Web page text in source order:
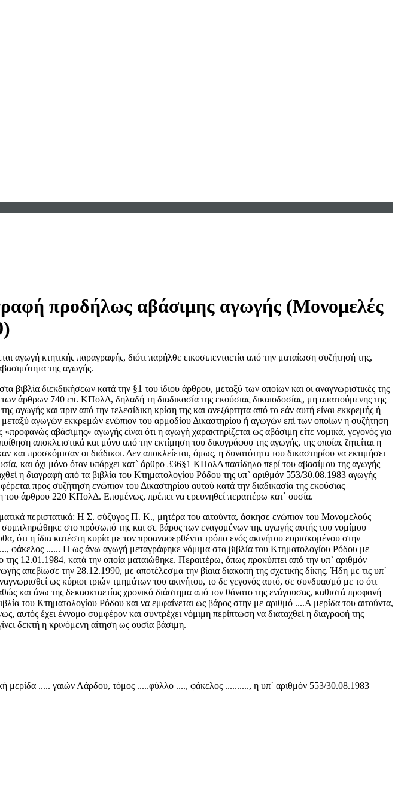
προδήλως αβάσιμης αγωγής (Μονομελές
κτητικής παραγραφής, διότι παρήλθε εικοσιπενταετία από την ματαίωση συζήτησή της,
της αγωγής.
διεκδικήσεων κατά την §1 του ίδιου άρθρου, μεταξύ των οποίων και οι αναγνωριστικές της
άρθρων 740 επ. ΚΠολΔ, δηλαδή τη διαδικασία της εκούσιας δικαιοδοσίας, μη απαιτούμενης της
και πριν από την τελεσίδικη κρίση της και ανεξάρτητα από το εάν αυτή είναι εκκρεμής ή
μεταξύ αγωγών εκκρεμών ενώπιον του αρμοδίου Δικαστηρίου ή αγωγών επί των οποίων η συζήτηση
αβάσιμης» αγωγής είναι ότι η αγωγή χαρακτηρίζεται ως αβάσιμη είτε νομικά, γεγονός για
αποκλειστικά και μόνο από την εκτίμηση του δικογράφου της αγωγής, της οποίας ζητείται η
προσκόμισαν οι διάδικοι. Δεν αποκλείεται, όμως, η δυνατότητα του δικαστηρίου να εκτιμήσει
και όχι μόνο όταν υπάρχει κατ` άρθρο 336§1 ΚΠολΔ πασίδηλο περί του αβασίμου της αγωγής
διαγραφή από τα βιβλία του Κτηματολογίου Ρόδου της υπ` αριθμόν 553/30.08.1983 αγωγής
προς συζήτηση ενώπιον του Δικαστηρίου αυτού κατά την διαδικασία της εκούσιας
άρθρου 220 ΚΠολΔ. Επομένως, πρέπει να ερευνηθεί περαιτέρω κατ` ουσία.
περιστατικά: Η Σ. σύζυγος Π. Κ., μητέρα του αιτούντα, άσκησε ενώπιον του Μονομελούς
στο πρόσωπό της και σε βάρος των εναγομένων της αγωγής αυτής του νομίμου
η ίδια κατέστη κυρία με τον προαναφερθέντα τρόπο ενός ακινήτου ευρισκομένου στην
φάκελος ...... Η ως άνω αγωγή μεταγράφηκε νόμιμα στα βιβλία του Κτηματολογίου Ρόδου με
12.01.1984, κατά την οποία ματαιώθηκε. Περαιτέρω, όπως προκύπτει από την υπ` αριθμόν
απεβίωσε την 28.12.1990, με αποτέλεσμα την βίαια διακοπή της σχετικής δίκης. Ήδη με τις υπ`
ως κύριοι τριών τμημάτων του ακινήτου, το δε γεγονός αυτό, σε συνδυασμό με το ότι
και άνω της δεκαοκταετίας χρονικό διάστημα από τον θάνατο της ενάγουσας, καθιστά προφανή
του Κτηματολογίου Ρόδου και να εμφαίνεται ως βάρος στην με αριθμό ....Α μερίδα του αιτούντα,
έχει έννομο συμφέρον και συντρέχει νόμιμη περίπτωση να διαταχθεί η διαγραφή της
δεκτή η κρινόμενη αίτηση ως ουσία βάσιμη.
μερίδα ..... γαιών Λάρδου, τόμος .....φύλλο ...., φάκελος .........., η υπ` αριθμόν 553/30.08.1983